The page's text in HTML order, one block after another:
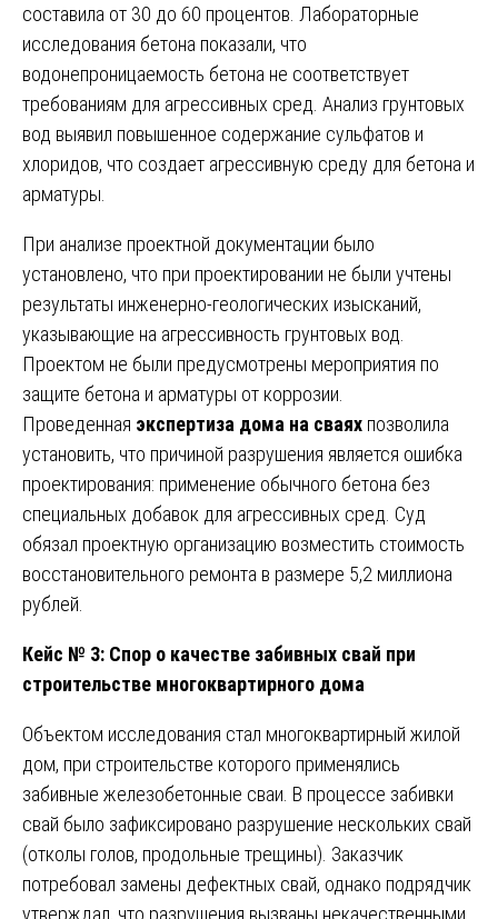
составила от 30 до 60 процентов. Лабораторные
исследования бетона показали, что
водонепроницаемость бетона не соответствует
требованиям для агрессивных сред. Анализ грунтовых
вод выявил повышенное содержание сульфатов и
хлоридов, что создает агрессивную среду для бетона и
арматуры.
При анализе проектной документации было
установлено, что при проектировании не были учтены
результаты инженерно-геологических изысканий,
указывающие на агрессивность грунтовых вод.
Проектом не были предусмотрены мероприятия по
защите бетона и арматуры от коррозии.
Проведенная экспертиза дома на сваях позволила
установить, что причиной разрушения является ошибка
проектирования: применение обычного бетона без
специальных добавок для агрессивных сред. Суд
обязал проектную организацию возместить стоимость
восстановительного ремонта в размере 5,2 миллиона
рублей.
Кейс № 3: Спор о качестве забивных свай при
строительстве многоквартирного дома
Объектом исследования стал многоквартирный жилой
дом, при строительстве которого применялись
забивные железобетонные сваи. В процессе забивки
свай было зафиксировано разрушение нескольких свай
(отколы голов, продольные трещины). Заказчик
потребовал замены дефектных свай, однако подрядчик
утверждал, что разрушения вызваны некачественными